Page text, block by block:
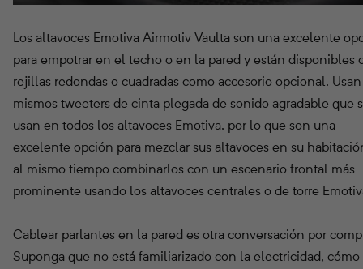
Los altavoces Emotiva Airmotiv Vaulta son una excelente
para empotrar en el techo o en la pared y están disponibles
rejillas redondas o cuadradas como accesorio opcional.
mismos tweeters de cinta plegada de sonido agradable que
usan en todos los altavoces Emotiva, por lo que son una
excelente opción para mezclar sus altavoces en su
al mismo tiempo combinarlos con un escenario frontal más
prominente usando los altavoces centrales o de torre
Cablear parlantes en la pared es otra conversación por
Suponga que no está familiarizado con la electricidad, cómo